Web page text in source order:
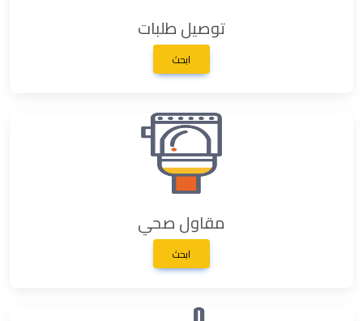
توصيل طلبات
ابحث
مقاول صحي
ابحث